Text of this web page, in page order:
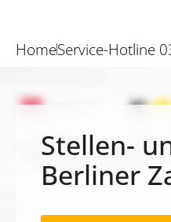
HomeService-Hotline
Stellen-
Berliner